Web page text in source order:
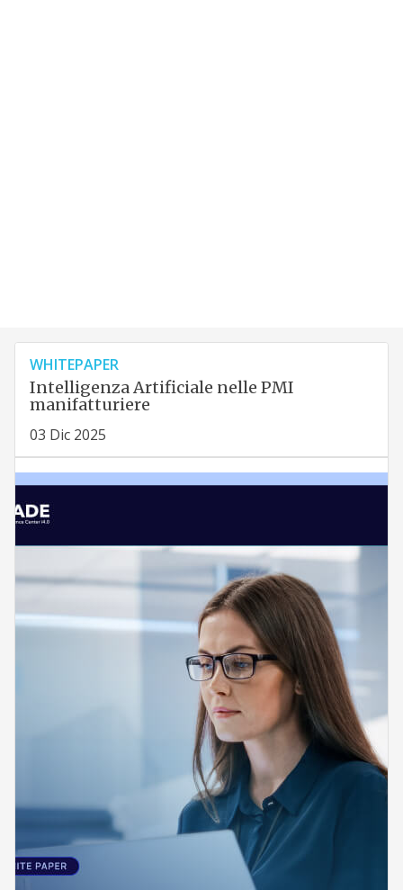
WHITEPAPER
Intelligenza Artificiale nelle PMI
manifatturiere
03 Dic 2025